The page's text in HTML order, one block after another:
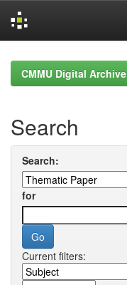
navigationCMMU Digital Archive
Search
Search:
for
Current filters: